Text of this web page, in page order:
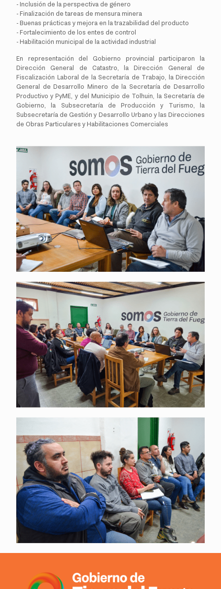
- Inclusión de la perspectiva de género
- Finalización de tareas de mensura minera
- Buenas prácticas y mejora en la trazabilidad del producto
- Fortalecimiento de los entes de control
- Habilitación municipal de la actividad industrial
En representación del Gobierno provincial participaron la
Dirección General de Catastro, la Dirección General de
Fiscalización Laboral de la Secretaría de Trabajo, la Dirección
General de Desarrollo Minero de la Secretaría de Desarrollo
Productivo y PyME, y del Municipio de Tolhuin, la Secretaría de
Gobierno, la Subsecretaría de Producción y Turismo, la
Subsecretaría de Gestión y Desarrollo Urbano y las Direcciones
de Obras Particulares y Habilitaciones Comerciales